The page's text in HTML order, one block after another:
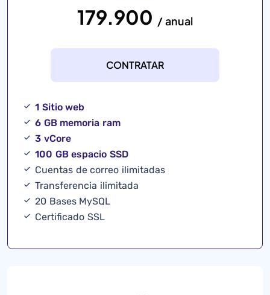
179.900 / anual
CONTRATAR
1 Sitio web
6 GB memoria ram
3 vCore
100 GB espacio SSD
Cuentas de correo ilimitadas
Transferencia ilimitada
20 Bases MySQL
Certificado SSL